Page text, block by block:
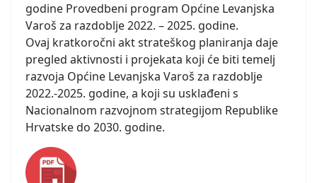
godine Provedbeni program Općine Levanjska
Varoš za razdoblje 2022. – 2025. godine.
Ovaj kratkoročni akt strateškog planiranja daje
pregled aktivnosti i projekata koji će biti temelj
razvoja Općine Levanjska Varoš za razdoblje
2022.-2025. godine, a koji su usklađeni s
Nacionalnom razvojnom strategijom Republike
Hrvatske do 2030. godine.